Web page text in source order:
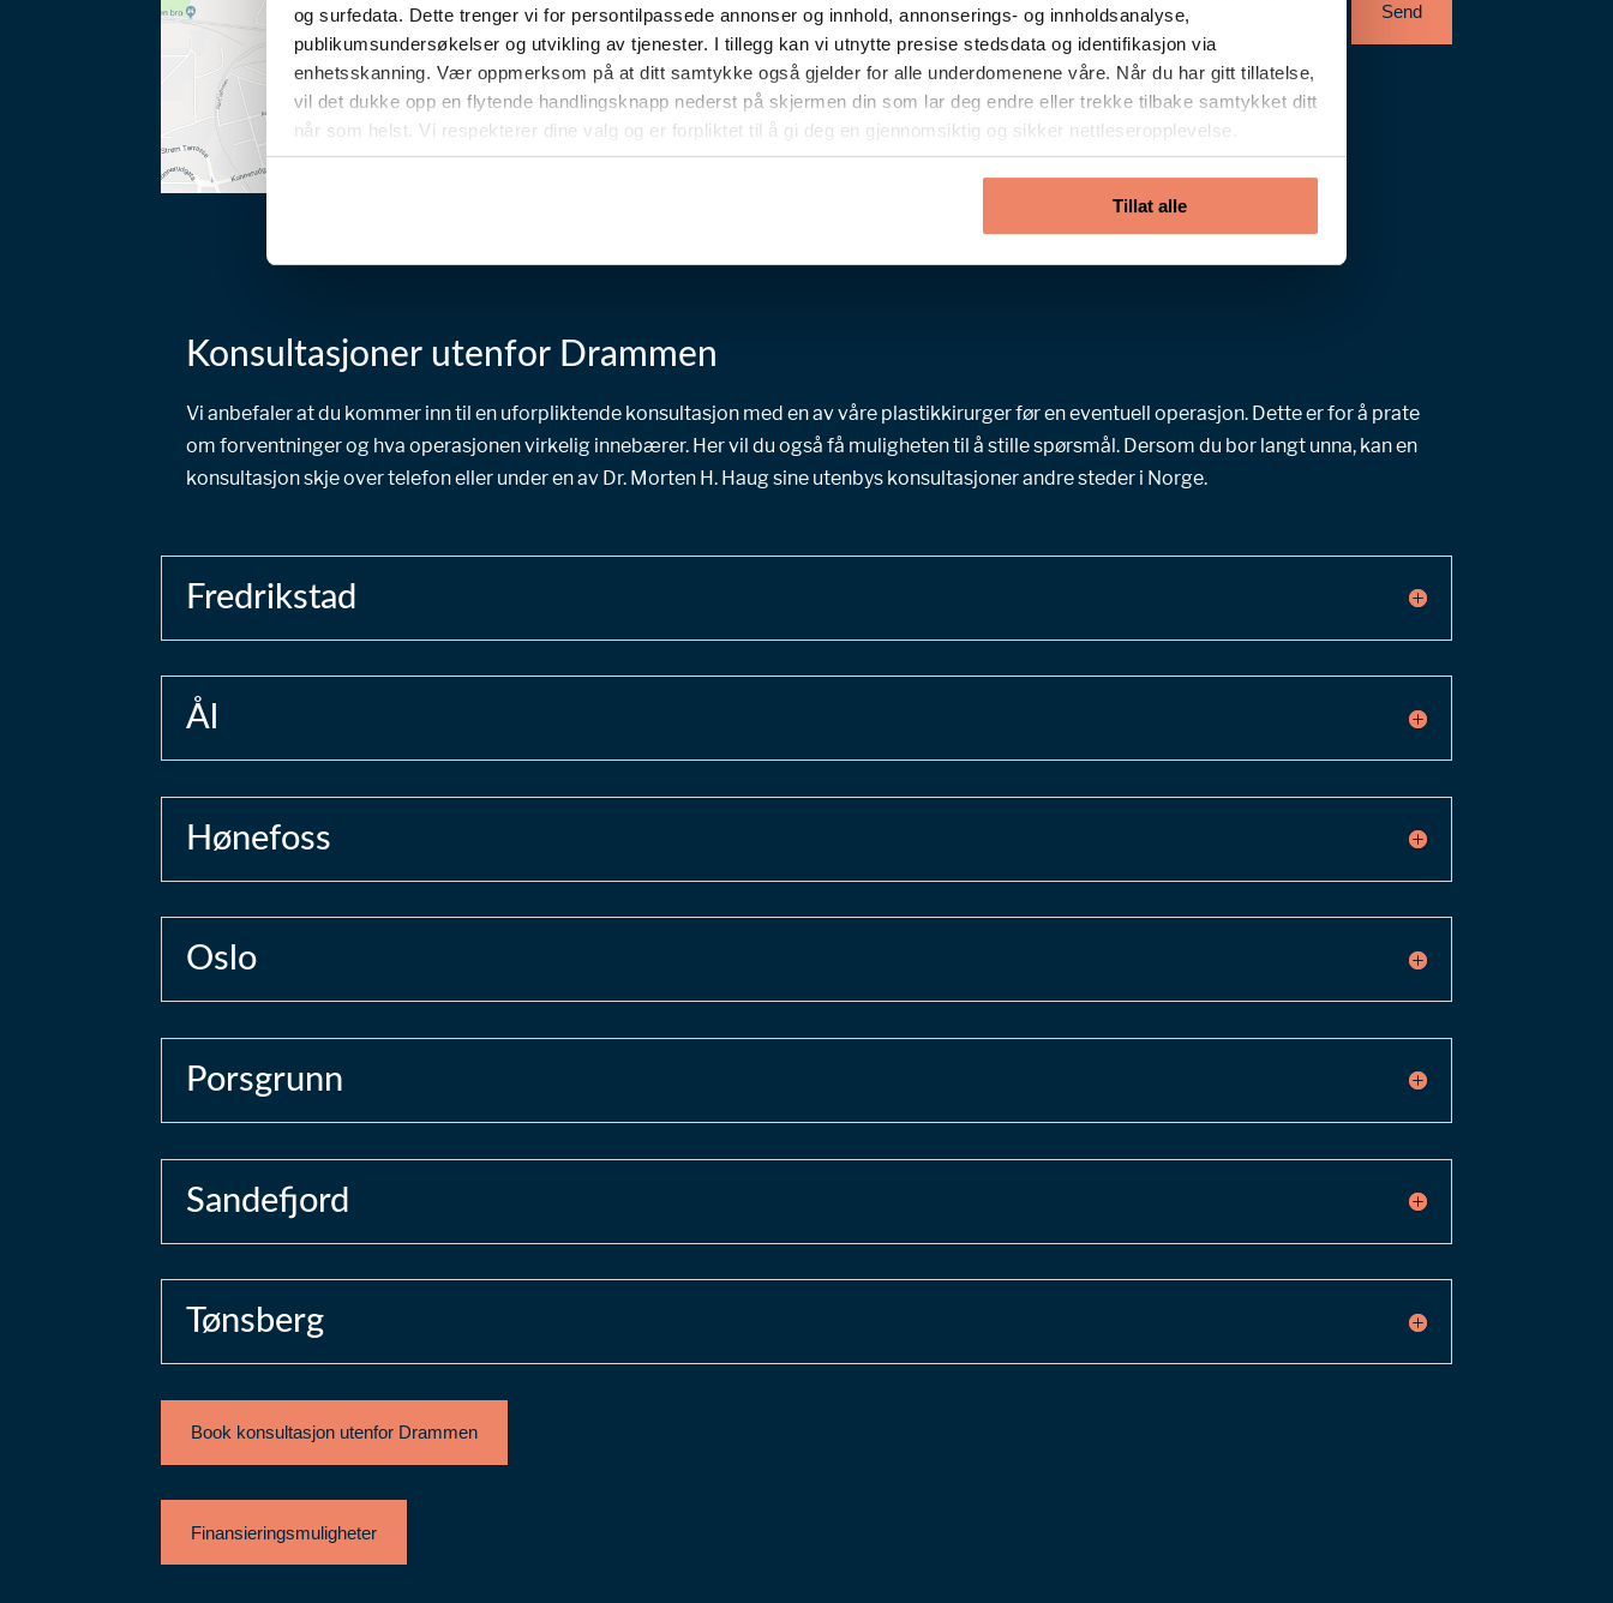
og surfedata. Dette trenger vi for persontilpassede annonser og innhold, annonserings- og innholdsanalyse,
publikumsundersøkelser og utvikling av tjenester. I tillegg kan vi utnytte presise stedsdata og identifikasjon via
enhetsskanning. Vær oppmerksom på at ditt samtykke også gjelder for alle underdomenene våre. Når du har gitt tillatelse,
vil det dukke opp en flytende handlingsknapp nederst på skjermen din som lar deg endre eller trekke tilbake samtykket ditt
når som helst. Vi respekterer dine valg og er forpliktet til å gi deg en gjennomsiktig og sikker nettleseropplevelse.
Tillat alle
Send
Booke time?
Book time online
Konsultasjoner utenfor Drammen
Vi anbefaler at du kommer inn til en uforpliktende konsultasjon med en av våre plastikkirurger før en eventuell operasjon. Dette er for å prate
om forventninger og hva operasjonen virkelig innebærer. Her vil du også få muligheten til å stille spørsmål. Dersom du bor langt unna, kan en
konsultasjon skje over telefon eller under en av Dr. Morten H. Haug sine utenbys konsultasjoner andre steder i Norge.
Fredrikstad
Ål
Hønefoss
Oslo
Porsgrunn
Sandefjord
Tønsberg
Book konsultasjon utenfor Drammen
Finansieringsmuligheter